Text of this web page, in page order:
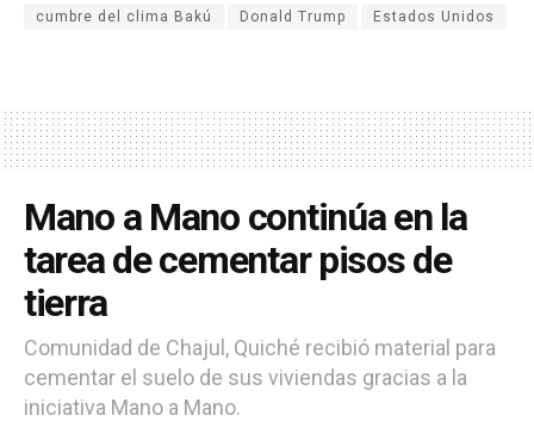
cumbre del clima Bakú Donald Trump Estados Unidos
Mano a Mano continúa en la
tarea de cementar pisos de
tierra
Comunidad de Chajul, Quiché recibió material para
cementar el suelo de sus viviendas gracias a la
iniciativa Mano a Mano.